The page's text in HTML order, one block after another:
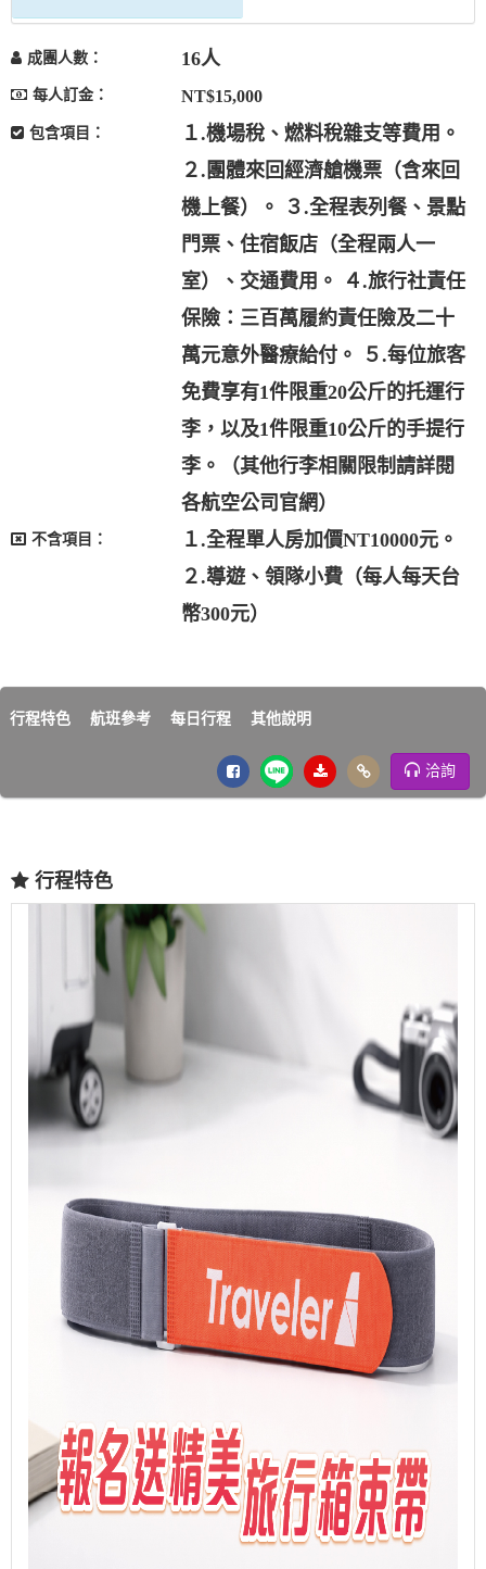
成團人數： 16人
每人訂金： NT$15,000
包含項目：
１.機場稅、燃料稅雜支等費用。
２.團體來回經濟艙機票（含來回
機上餐）。 ３.全程表列餐、景點
門票、住宿飯店（全程兩人一
室）、交通費用。 ４.旅行社責任
保險：三百萬履約責任險及二十
萬元意外醫療給付。 ５.每位旅客
免費享有1件限重20公斤的托運行
李，以及1件限重10公斤的手提行
李。（其他行李相關限制請詳閱
各航空公司官網）
不含項目：
１.全程單人房加價NT10000元。
２.導遊、領隊小費（每人每天台
幣300元）
行程特色 航班參考 每日行程 其他說明
洽詢
行程特色